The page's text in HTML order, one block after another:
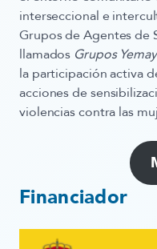
interseccional e
Grupos de Agentes de
llamados Grupos
la participación activa
acciones de
violencias contra las
Financiador